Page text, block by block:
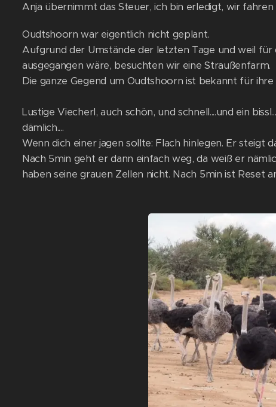
Anja übernimmt das Steuer, ich bin erledigt, wir
Oudtshoorn war eigentlich nicht geplant.
Aufgrund der Umstände der letzten Tage und weil
ausgegangen wäre, besuchten wir eine Straußenfarm.
Die ganze Gegend um Oudtshoorn ist bekannt für
Lustige Viecherl, auch schön, und schnell....und ein
dämlich....
Wenn dich einer jagen sollte: Flach hinlegen. Er steigt
Nach 5min geht er dann einfach weg, da weiß er
haben seine grauen Zellen nicht. Nach 5min ist Reset